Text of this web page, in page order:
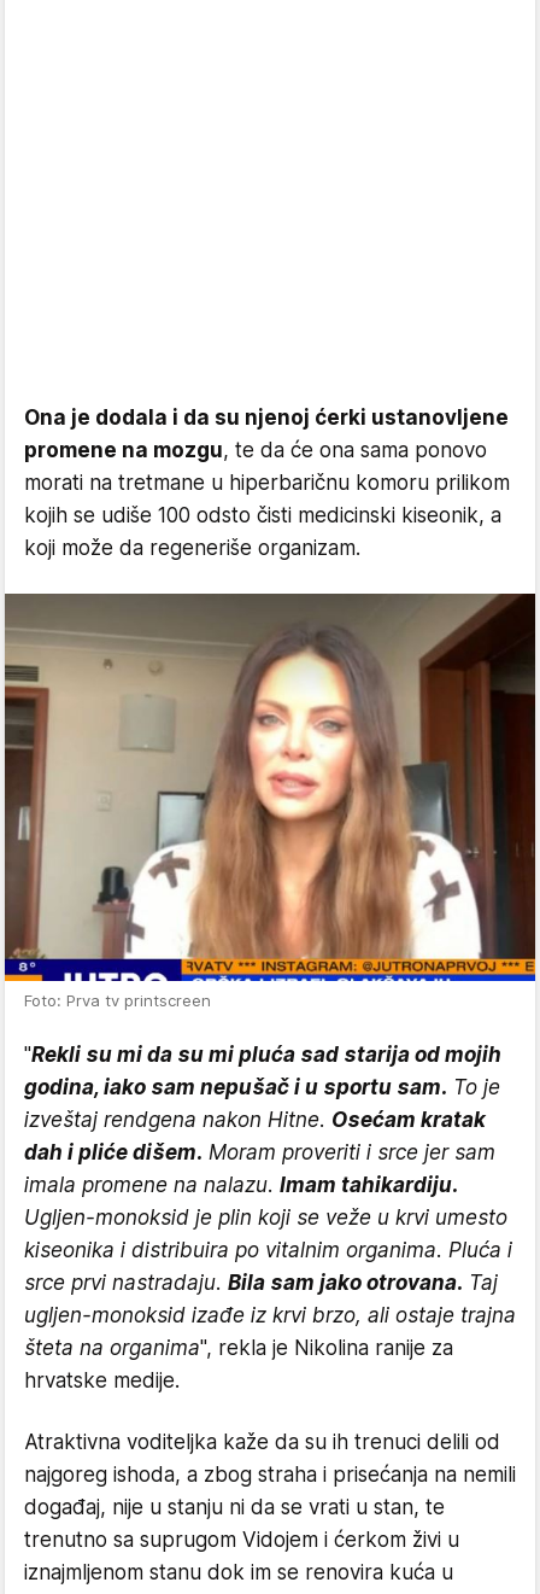
Ona je dodala i da su njenoj ćerki ustanovljene
promene na mozgu, te da će ona sama ponovo
morati na tretmane u hiperbaričnu komoru prilikom
kojih se udiše 100 odsto čisti medicinski kiseonik, a
koji može da regeneriše organizam.
Foto: Prva tv printscreen
"Rekli su mi da su mi pluća sad starija od mojih
godina, iako sam nepušač i u sportu sam. To je
izveštaj rendgena nakon Hitne. Osećam kratak
dah i pliće dišem. Moram proveriti i srce jer sam
imala promene na nalazu. Imam tahikardiju.
Ugljen-monoksid je plin koji se veže u krvi umesto
kiseonika i distribuira po vitalnim organima. Pluća i
srce prvi nastradaju. Bila sam jako otrovana. Taj
ugljen-monoksid izađe iz krvi brzo, ali ostaje trajna
šteta na organima", rekla je Nikolina ranije za
hrvatske medije.
Atraktivna voditeljka kaže da su ih trenuci delili od
najgoreg ishoda, a zbog straha i prisećanja na nemili
događaj, nije u stanju ni da se vrati u stan, te
trenutno sa suprugom Vidojem i ćerkom živi u
iznajmljenom stanu dok im se renovira kuća u